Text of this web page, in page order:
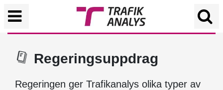
Regeringsuppdrag
Regeringen ger Trafikanalys olika typer av